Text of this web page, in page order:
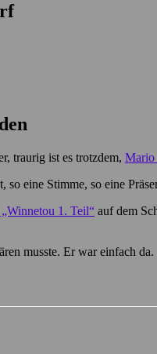
traurig ist es trotzdem, Mario
eine Stimme, so eine
„Winnetou 1. Teil“ auf dem
musste. Er war einfach da.